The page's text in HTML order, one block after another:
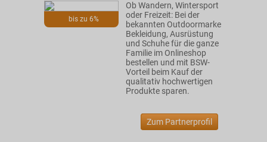
bis zu 6%
Ob Wandern, Wintersport
oder Freizeit: Bei der
bekannten Outdoormarke
Bekleidung, Ausrüstung
und Schuhe für die ganze
Familie im Onlineshop
bestellen und mit BSW-
Vorteil beim Kauf der
qualitativ hochwertigen
Produkte sparen.
Zum Partnerprofil